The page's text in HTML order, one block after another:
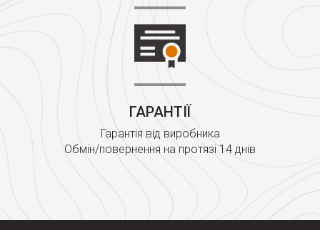
ГАРАНТІЇ
Гарантія від виробника
Обмін/повернення на протязі 14 днів